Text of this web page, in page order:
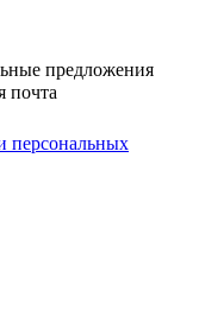
предложения
почта
персональных